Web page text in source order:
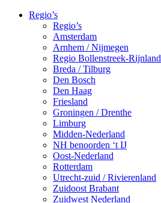
Regio’s
Regio’s
Amsterdam
Arnhem / Nijmegen
Regio Bollenstreek-Rijnland
Breda / Tilburg
Den Bosch
Den Haag
Friesland
Groningen / Drenthe
Limburg
Midden-Nederland
NH benoorden ‘t IJ
Oost-Nederland
Rotterdam
Utrecht-zuid / Rivierenland
Zuidoost Brabant
Zuidwest Nederland